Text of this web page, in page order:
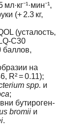
(+ 2.3 кг,
(усталость,
баллов,
на
R² = 0.11);
spp. и
;
бутироген-
bromii и
.